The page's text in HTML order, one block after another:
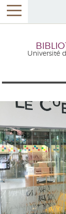
Université